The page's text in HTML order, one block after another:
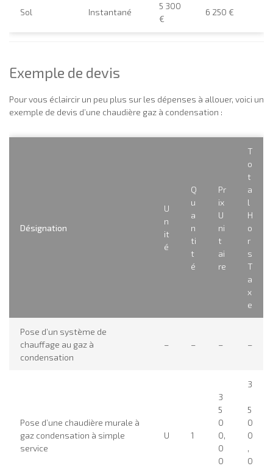
Sol Instantané
5 300
€
6 250 €
Exemple de devis
Pour vous éclaircir un peu plus sur les dépenses à allouer, voici un
exemple de devis d’une chaudière gaz à condensation :
Désignation
U
n
it
é
Q
u
a
n
ti
t
é
Pr
ix
U
ni
t
ai
re
T
o
t
a
l
H
o
r
s
T
a
x
e
Pose d’un système de
chauffage au gaz à
condensation
– – – –
Pose d’une chaudière murale à
gaz condensation à simple
service
U 1
3
5
0
0,
0
0
3
5
0
0
,
0